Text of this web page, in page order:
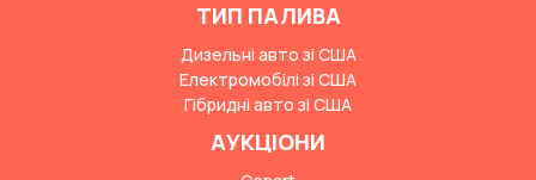
ТИП ПАЛИВА
Дизельні авто зі США
Електромобілі зі США
Гібридні авто зі США
АУКЦІОНИ